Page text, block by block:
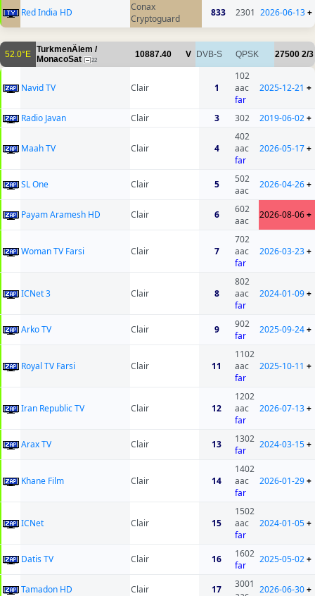
Red India HD
Conax
Cryptoguard
833 2301 2026-06-13+
52.0°E TurkmenÄlem /
MonacoSat
22
10887.40 V DVB-S QPSK 27500 2/3
Navid TV Clair 1
102
aac
far
2025-12-21 +
Radio Javan Clair 3 302 2019-06-02+
Maah TV Clair 4
402
aac
far
2026-05-17+
SL One Clair 5
502
aac
2026-04-26+
Payam Aramesh HD Clair 6
602
aac
2026-08-06+
Woman TV Farsi Clair 7
702
aac
far
2026-03-23+
ICNet 3 Clair 8
802
aac
far
2024-01-09+
Arko TV Clair 9
902
far
2025-09-24+
Royal TV Farsi Clair 11
1102
aac
far
2025-10-11 +
Iran Republic TV Clair 12
1202
aac
far
2026-07-13+
Arax TV Clair 13
1302
far
2024-03-15+
Khane Film Clair 14
1402
aac
far
2026-01-29+
ICNet Clair 15
1502
aac
far
2024-01-05+
Datis TV Clair 16
1602
far
2025-05-02+
Tamadon HD Clair 17
3001 2026-06-30+